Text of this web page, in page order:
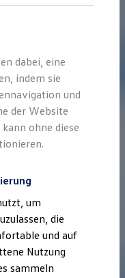
dabei, eine
indem sie
und
der Website
ohne diese
um
die
und auf
Nutzung
sammeln